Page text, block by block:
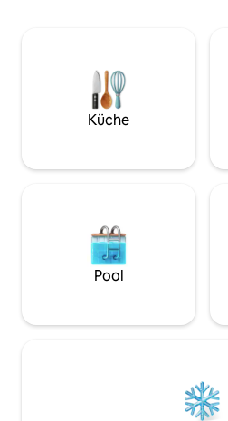
persönlichen Service, hohe
Verfügbarkeit und die kleinen
Wenn Sie auf der Suche nach
Kombination aus Komfort,
sind, würden wir uns freuen, Sie
Gäste begrüßen zu dürfen.
Küche
Pool